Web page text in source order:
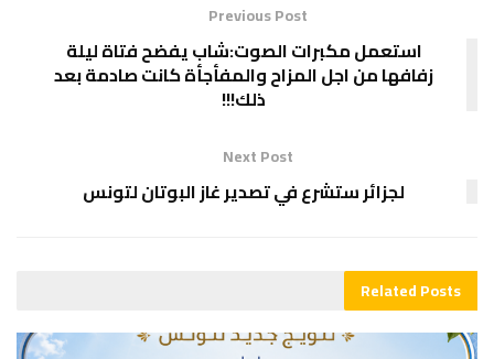
Previous Post
استعمل مكبرات الصوت:شاب يفضح فتاة ليلة
زفافها من اجل المزاح والمفأجأة كانت صادمة بعد
ذلك!!!
Next Post
لجزائر ستشرع في تصدير غاز البوتان لتونس
RelatedPosts